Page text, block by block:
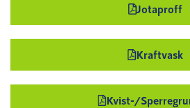
Jotaproff
Kraftvask
Kvist-/